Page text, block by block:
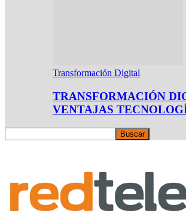
Transformación Digital
TRANSFORMACIÓN
VENTAJAS